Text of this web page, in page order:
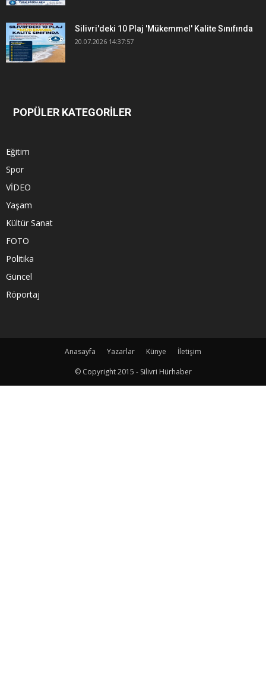
Silivri'deki 10 Plaj 'Mükemmel' Kalite Sınıfında
20.07.2026 14:37:57
POPÜLER KATEGORİLER
Eğitim
Spor
VİDEO
Yaşam
Kültür Sanat
FOTO
Politika
Güncel
Röportaj
Anasayfa Yazarlar Künye
İletişim
© Copyright 2015 - Silivri Hürhaber